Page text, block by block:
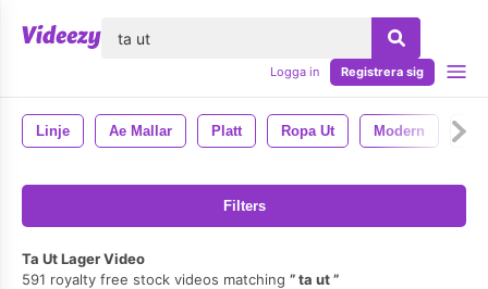
Logga in Registrera sig
Linje Ae Mallar Platt Ropa Ut Modern
Filters
Ta Ut Lager Video
591 royalty free stock videos matching
ta ut